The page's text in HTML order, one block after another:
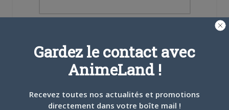
Se souvenir de moi
Gardez le contact avec
AnimeLand !
Recevez toutes nos actualités et promotions
directement dans votre boîte mail !